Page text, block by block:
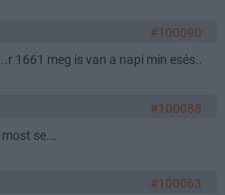
#100090
1661 meg is van a napi min esés..
#100088
se...
#100063